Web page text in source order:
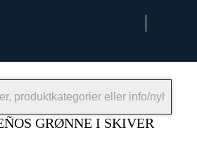
GRØNNE I SKIVER